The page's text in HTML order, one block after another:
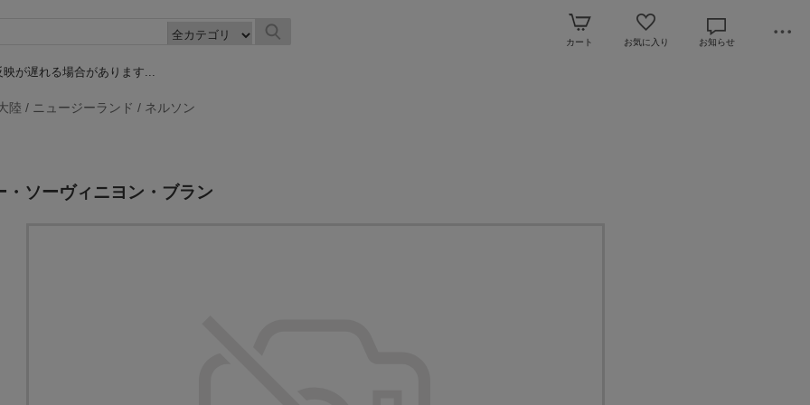
カート お気に入り お知らせ
が遅れる場合があります...
陸 / ニュージーランド / ネルソン
ソーヴィニヨン・ブラン